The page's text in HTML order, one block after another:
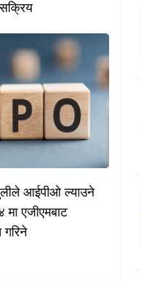
आईपीओ ल्याउने
मा एजीएमबाट
गरिने